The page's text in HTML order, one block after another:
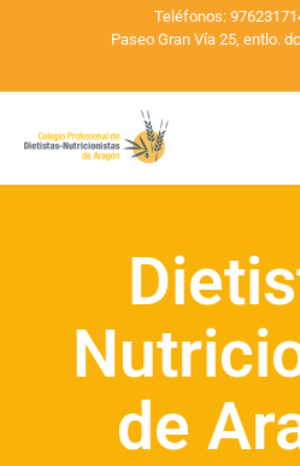
Teléfonos:
Paseo Gran Vía 25, entlo.
de